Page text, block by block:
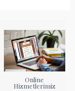
Online
Hizmetlerimiz